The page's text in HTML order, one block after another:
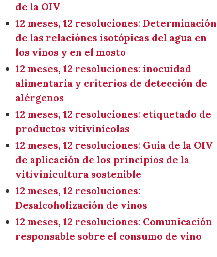
de la OIV
12 meses, 12 resoluciones: Determinación
de las relaciónes isotópicas del agua en
los vinos y en el mosto
12 meses, 12 resoluciones: inocuidad
alimentaria y criterios de detección de
alérgenos
12 meses, 12 resoluciones: etiquetado de
productos vitivinícolas
12 meses, 12 resoluciones: Guía de la OIV
de aplicación de los principios de la
vitivinicultura sostenible
12 meses, 12 resoluciones:
Desalcoholización de vinos
12 meses, 12 resoluciones: Comunicación
responsable sobre el consumo de vino